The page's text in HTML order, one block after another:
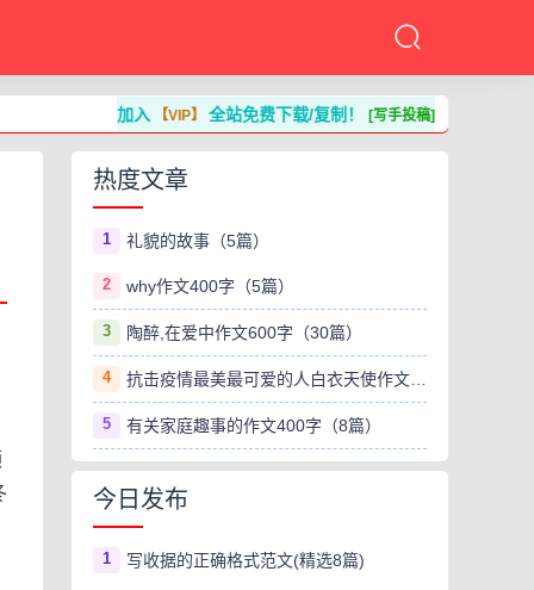
加入【VIP】 全站免费下载/复制！ [写手投稿]
热度文章
1 礼貌的故事（5篇）
2 why作文400字（5篇）
3 陶醉,在爱中作文600字（30篇）
4 抗击疫情最美最可爱的人白衣天使作文800字（8篇）
5 有关家庭趣事的作文400字（8篇）
今日发布
1 写收据的正确格式范文(精选8篇)